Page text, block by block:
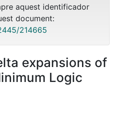
aquest identificador
document:
214665
expansions of
Logic